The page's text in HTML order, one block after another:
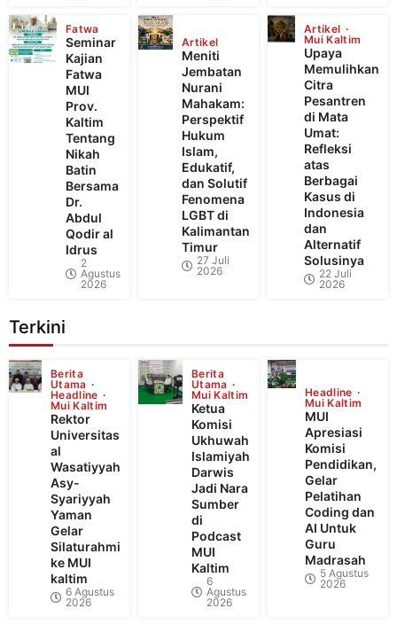
Fatwa
Seminar
Kajian
Fatwa
MUI
Prov.
Kaltim
Tentang
Nikah
Batin
Bersama
Dr.
Abdul
Qodir al
Idrus
2
Agustus
2026
Artikel
Meniti
Jembatan
Nurani
Mahakam:
Perspektif
Hukum
Islam,
Edukatif,
dan Solutif
Fenomena
LGBT di
Kalimantan
Timur
27 Juli
2026
Artikel
Mui Kaltim
Upaya
Memulihkan
Citra
Pesantren
di Mata
Umat:
Refleksi
atas
Berbagai
Kasus di
Indonesia
dan
Alternatif
Solusinya
22 Juli
2026
Terkini
Berita
Utama
Headline
Mui Kaltim
Rektor
Universitas
al
Wasatiyyah
Asy-
Syariyyah
Yaman
Gelar
Silaturahmi
ke MUI
kaltim
6 Agustus
2026
Berita
Utama
Mui Kaltim
Ketua
Komisi
Ukhuwah
Islamiyah
Darwis
Jadi Nara
Sumber
di
Podcast
MUI
Kaltim
6
Agustus
2026
Headline
Mui Kaltim
MUI
Apresiasi
Komisi
Pendidikan,
Gelar
Pelatihan
Coding dan
AI Untuk
Guru
Madrasah
5 Agustus
2026